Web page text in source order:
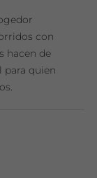
con
hacen de
para quien